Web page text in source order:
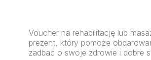
Voucher na rehabilitację lub
prezent, który pomoże
zadbać o swoje zdrowie i dobre